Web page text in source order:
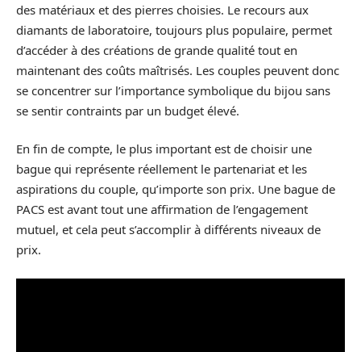
des matériaux et des pierres choisies. Le recours aux
diamants de laboratoire, toujours plus populaire, permet
d’accéder à des créations de grande qualité tout en
maintenant des coûts maîtrisés. Les couples peuvent donc
se concentrer sur l’importance symbolique du bijou sans
se sentir contraints par un budget élevé.
En fin de compte, le plus important est de choisir une
bague qui représente réellement le partenariat et les
aspirations du couple, qu’importe son prix. Une bague de
PACS est avant tout une affirmation de l’engagement
mutuel, et cela peut s’accomplir à différents niveaux de
prix.